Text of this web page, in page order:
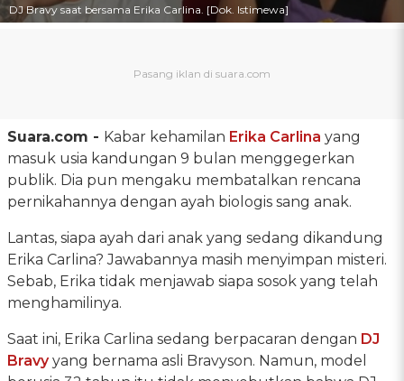
DJ Bravy saat bersama Erika Carlina. [Dok. Istimewa]
Suara.com - Kabar kehamilan Erika Carlina yang
masuk usia kandungan 9 bulan menggegerkan
publik. Dia pun mengaku membatalkan rencana
pernikahannya dengan ayah biologis sang anak.
Lantas, siapa ayah dari anak yang sedang dikandung
Erika Carlina? Jawabannya masih menyimpan misteri.
Sebab, Erika tidak menjawab siapa sosok yang telah
menghamilinya.
Saat ini, Erika Carlina sedang berpacaran dengan DJ
Bravyyang bernama asli Bravyson. Namun, model